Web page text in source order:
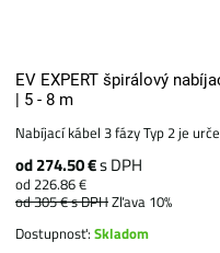
EV EXPERT špirálový
| 5 - 8 m
Nabíjací kábel 3 fázy Typ 2 je
od 274.50 €s DPH
od 226.86 €
od 305 €s DPHZľava 10%
Dostupnosť:Skladom